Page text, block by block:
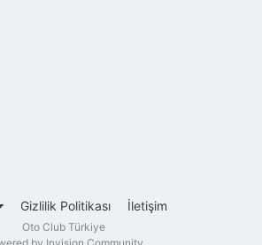
Gizlilik Politikası İletişim
Oto Club Türkiye